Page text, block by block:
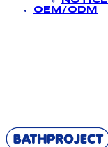
OEM/ODM